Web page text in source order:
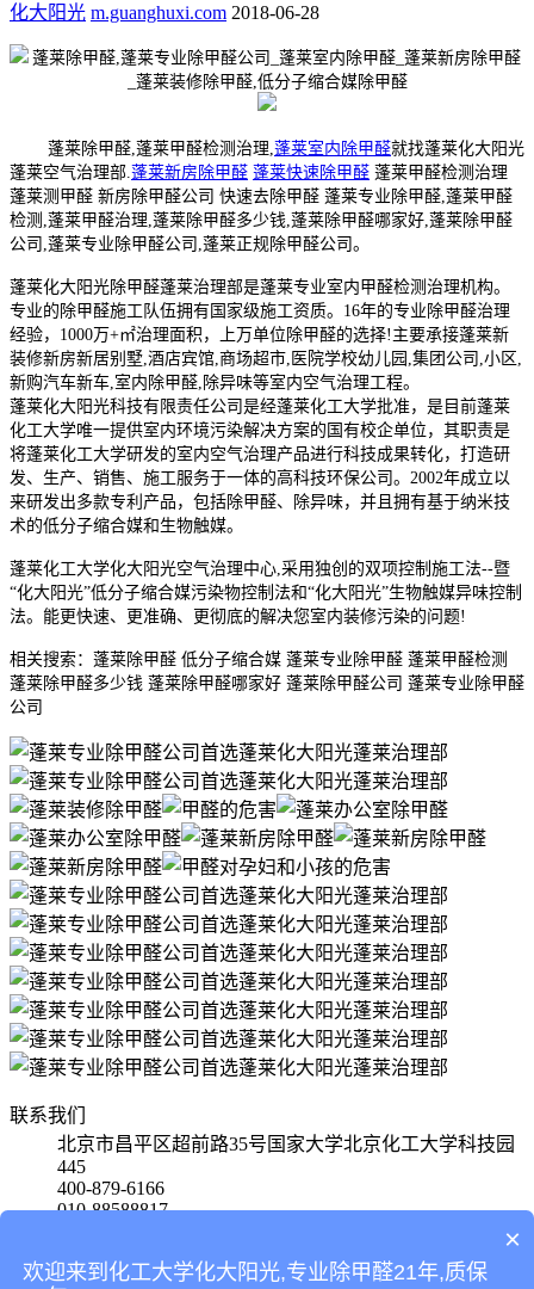
化大阳光 m.guanghuxi.com 2018-06-28
蓬莱除甲醛,蓬莱甲醛检测治理, 蓬莱室内除甲醛就找蓬莱化大阳光
蓬莱空气治理部. 蓬莱新房除甲醛 蓬莱快速除甲醛 蓬莱甲醛检测治理
蓬莱测甲醛 新房除甲醛公司 快速去除甲醛 蓬莱专业除甲醛,蓬莱甲醛
检测,蓬莱甲醛治理,蓬莱除甲醛多少钱,蓬莱除甲醛哪家好,蓬莱除甲醛
公司,蓬莱专业除甲醛公司,蓬莱正规除甲醛公司。
蓬莱化大阳光除甲醛蓬莱治理部是蓬莱专业室内甲醛检测治理机构。
专业的除甲醛施工队伍拥有国家级施工资质。16年的专业除甲醛治理
经验，1000万+㎡治理面积，上万单位除甲醛的选择!主要承接蓬莱新
装修新房新居别墅,酒店宾馆,商场超市,医院学校幼儿园,集团公司,小区,
新购汽车新车,室内除甲醛,除异味等室内空气治理工程。
蓬莱化大阳光科技有限责任公司是经蓬莱化工大学批准，是目前蓬莱
化工大学唯一提供室内环境污染解决方案的国有校企单位，其职责是
将蓬莱化工大学研发的室内空气治理产品进行科技成果转化，打造研
发、生产、销售、施工服务于一体的高科技环保公司。2002年成立以
来研发出多款专利产品，包括除甲醛、除异味，并且拥有基于纳米技
术的低分子缩合媒和生物触媒。
蓬莱化工大学化大阳光空气治理中心,采用独创的双项控制施工法--暨
“化大阳光”低分子缩合媒污染物控制法和“化大阳光”生物触媒异味控制
法。能更快速、更准确、更彻底的解决您室内装修污染的问题!
相关搜索：蓬莱除甲醛 低分子缩合媒 蓬莱专业除甲醛 蓬莱甲醛检测
蓬莱除甲醛多少钱 蓬莱除甲醛哪家好 蓬莱除甲醛公司 蓬莱专业除甲醛
公司
联系我们
北京市昌平区超前路35号国家大学北京化工大学科技园
445
400-879-6166
010-88588817
首页
×
欢迎来到化工大学化大阳光,专业除甲醛21年,质保